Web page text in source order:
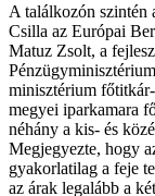
A találkozón szintén
Csilla az Európai
Matuz Zsolt, a
minisztérium
megyei iparkamara
néhány a kis- és
Megjegyezte, hogy
gyakorlatilag a feje
az árak legalább a